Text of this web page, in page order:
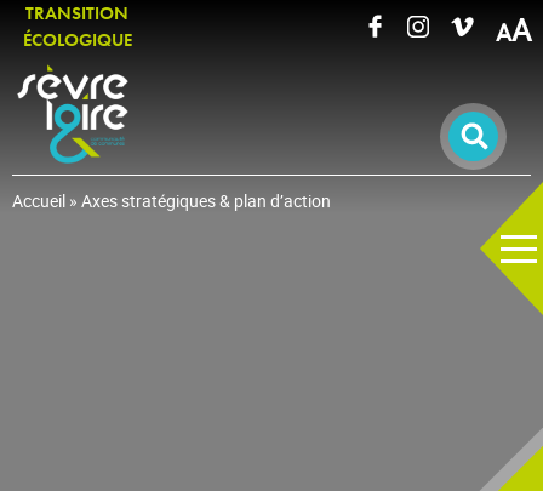
RECHERCHER UNE INFORMATION
TRANSITION
ÉCOLOGIQUE
A
Accueil » Axes stratégiques & plan d’action